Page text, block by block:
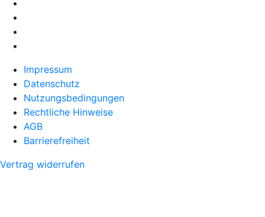
Impressum
Datenschutz
Nutzungsbedingungen
Rechtliche Hinweise
AGB
Barrierefreiheit
Vertrag widerrufen